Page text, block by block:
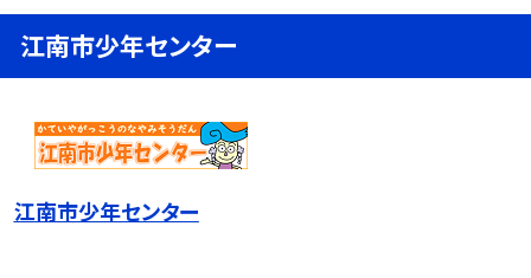
江南市少年センター
江南市少年センター